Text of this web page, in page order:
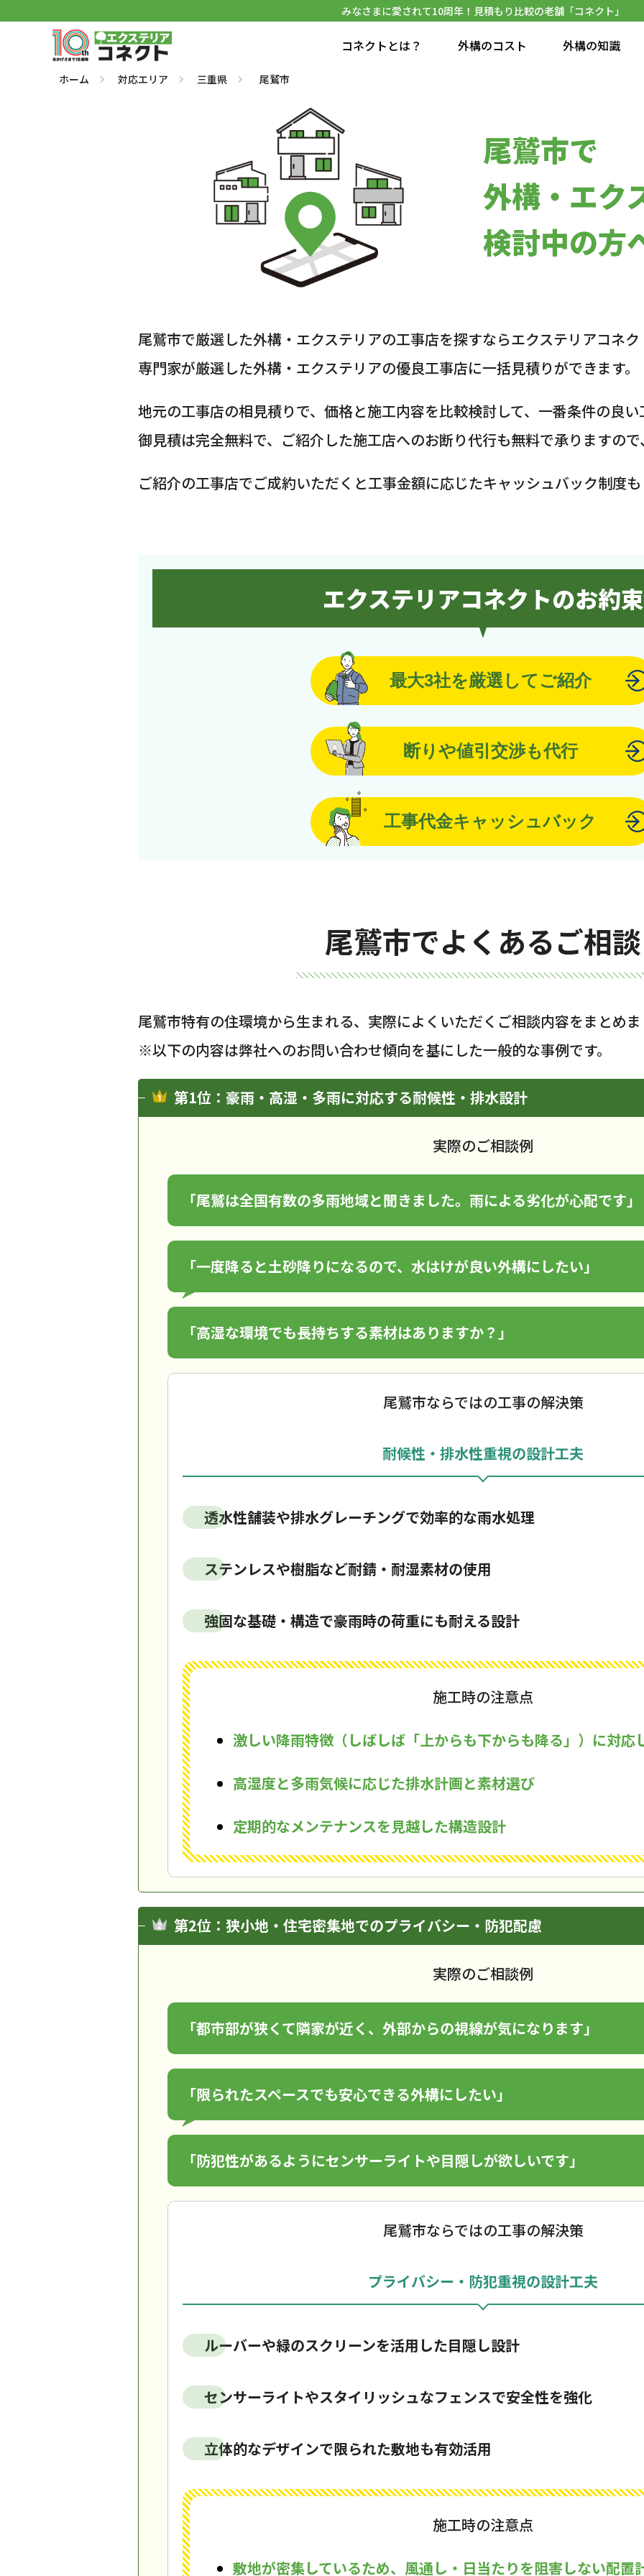
みなさまに愛されて10周年！見積もり比較の老舗「コネクト」
コネクトとは？ 外構のコスト 外構の知識
ホーム 対応エリア 三重県 尾鷲市
尾鷲市で
外構・エク
検討中の方
尾鷲市で厳選した外構・エクステリアの工事店を探すならエクステリアコネ
専門家が厳選した外構・エクステリアの優良工事店に一括見積りができます。
地元の工事店の相見積りで、価格と施工内容を比較検討して、一番条件の良
御見積は完全無料で、ご紹介した施工店へのお断り代行も無料で承りますの
ご紹介の工事店でご成約いただくと工事金額に応じたキャッシュバック制度
エクステリアコネクトのお約束
最大3社を厳選してご紹介
断りや値引交渉も代行
工事代金キャッシュバック
尾鷲市でよくあるご相談
尾鷲市特有の住環境から生まれる、実際によくいただくご相談内容をまとめ
※以下の内容は弊社へのお問い合わせ傾向を基にした一般的な事例です。
第1位：豪雨・高湿・多雨に対応する耐候性・排水設計
実際のご相談例
「尾鷲は全国有数の多雨地域と聞きました。雨による劣化が心配です」
「一度降ると土砂降りになるので、水はけが良い外構にしたい」
「高湿な環境でも長持ちする素材はありますか？」
尾鷲市ならではの工事の解決策
耐候性・排水性重視の設計工夫
透水性舗装や排水グレーチングで効率的な雨水処理
ステンレスや樹脂など耐錆・耐湿素材の使用
強固な基礎・構造で豪雨時の荷重にも耐える設計
施工時の注意点
激しい降雨特徴（しばしば「上からも下からも降る」）に対応
高湿度と多雨気候に応じた排水計画と素材選び
定期的なメンテナンスを見越した構造設計
第2位：狭小地・住宅密集地でのプライバシー・防犯配慮
実際のご相談例
「都市部が狭くて隣家が近く、外部からの視線が気になります」
「限られたスペースでも安心できる外構にしたい」
「防犯性があるようにセンサーライトや目隠しが欲しいです」
尾鷲市ならではの工事の解決策
プライバシー・防犯重視の設計工夫
ルーバーや緑のスクリーンを活用した目隠し設計
センサーライトやスタイリッシュなフェンスで安全性を強化
立体的なデザインで限られた敷地も有効活用
施工時の注意点
敷地が密集しているため、風通し・日当たりを阻害しない配置